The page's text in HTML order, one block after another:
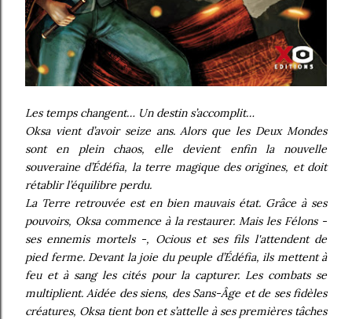
Les temps changent… Un destin s’accomplit…
Oksa vient d’avoir seize ans. Alors que les Deux Mondes
sont en plein chaos, elle devient enfin la nouvelle
souveraine d’Édéfia, la terre magique des origines, et doit
rétablir l’équilibre perdu.
La Terre retrouvée est en bien mauvais état. Grâce à ses
pouvoirs, Oksa commence à la restaurer. Mais les Félons -
ses ennemis mortels -, Ocious et ses fils l'attendent de
pied ferme. Devant la joie du peuple d’Édéfia, ils mettent à
feu et à sang les cités pour la capturer. Les combats se
multiplient. Aidée des siens, des Sans-Âge et de ses fidèles
créatures, Oksa tient bon et s’attelle à ses premières tâches